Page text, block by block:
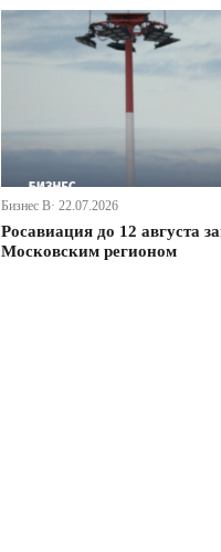
Бизнес В· 22.07.2026
Росавиация до 12 августа
Московским регионом